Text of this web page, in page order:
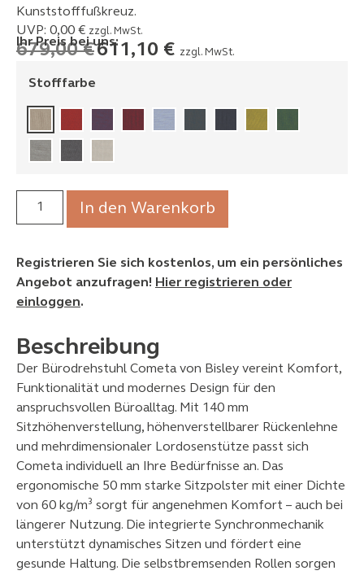
Kunststofffußkreuz.
UVP: 0,00 € zzgl. MwSt.
Ihr Preis bei uns:
679,00€611,10 € zzgl. MwSt.
Stofffarbe
In den Warenkorb
Registrieren Sie sich kostenlos, um ein persönliches
Angebot anzufragen! Hier registrieren oder
einloggen.
Beschreibung
Der Bürodrehstuhl Cometa von Bisley vereint Komfort,
Funktionalität und modernes Design für den
anspruchsvollen Büroalltag. Mit 140 mm
Sitzhöhenverstellung, höhenverstellbarer Rückenlehne
und mehrdimensionaler Lordosenstütze passt sich
Cometa individuell an Ihre Bedürfnisse an. Das
ergonomische 50 mm starke Sitzpolster mit einer Dichte
von 60 kg/m³ sorgt für angenehmen Komfort – auch bei
längerer Nutzung. Die integrierte Synchronmechanik
unterstützt dynamisches Sitzen und fördert eine
gesunde Haltung. Die selbstbremsenden Rollen sorgen